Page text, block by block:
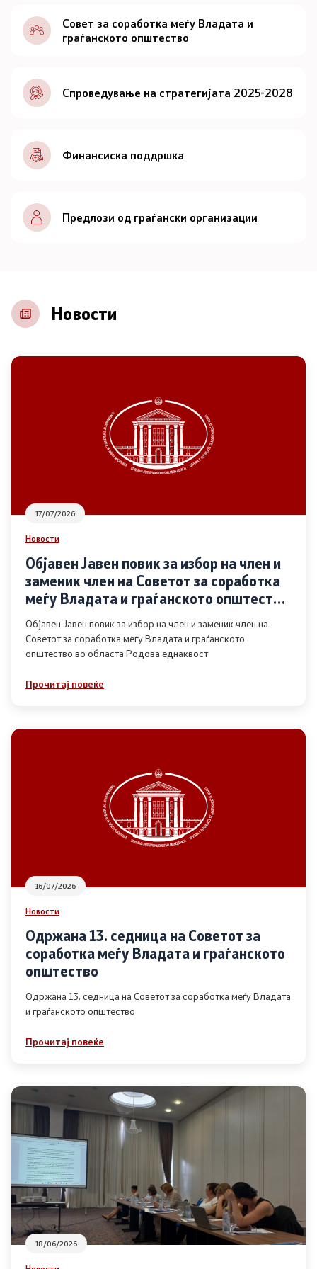
Документи
Совет
За советот
Документи
Записници и дневни редови од седниците на
Советот
Контакт
Основање на здружение
Дијалог меѓу Владата и граѓанскиот сектор
Отворени денови за иницијативи на граѓанските
организации
Финансиска поддршка
Извештаи
Список на ОЈИ
Контакт
Контакт
Линкови
Изјава за пристапност
Со еден клик до сите услуги
Совет за соработка меѓу Владата и
граѓанското општество
Спроведување на стратегијата 2025-2028
Финансиска поддршка
Предлози од граѓански организации
Новости
17/07/2026
Новости
Објавен Јавен повик за избор на член и
заменик член на Советот за соработка
меѓу Владата и граѓанското општество
во областа Родова еднаквост
Објавен Јавен повик за избор на член и заменик член на
Советот за соработка меѓу Владата и граѓанското
општество во областа Родова еднаквост
Прочитај повеќе
16/07/2026
Новости
Одржана 13. седница на Советот за
соработка меѓу Владата и граѓанското
општество
Одржана 13. седница на Советот за соработка меѓу Владата
и граѓанското општество
Прочитај повеќе
18/06/2026